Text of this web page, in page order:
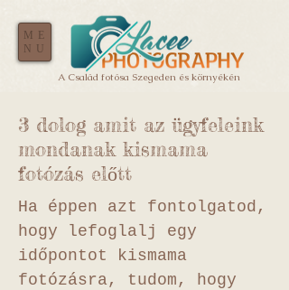
A Család fotósa Szegeden és környékén
ME
NU
3 dolog amit az ügyfeleink
mondanak kismama
fotózás előtt
Ha éppen azt fontolgatod,
hogy lefoglalj egy
időpontot kismama
fotózásra, tudom, hogy